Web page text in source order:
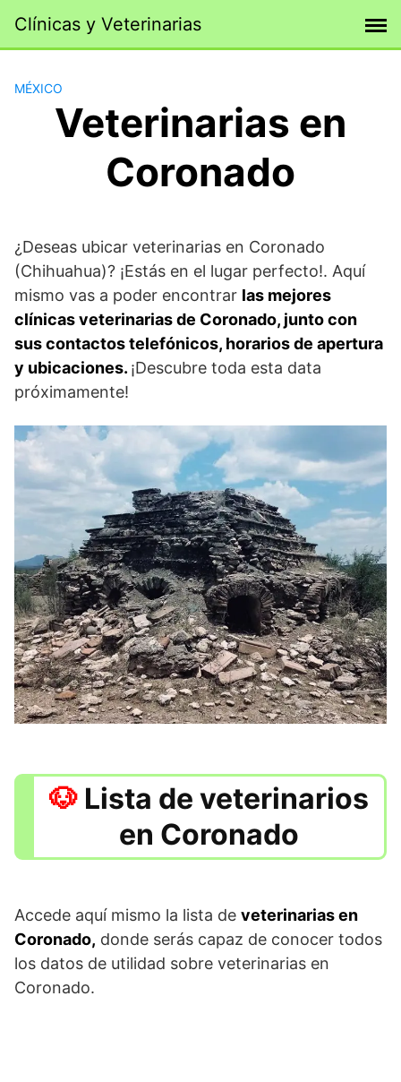
contenido
Clínicas y Veterinarias
MÉXICO
Veterinarias en
Coronado
¿Deseas ubicar veterinarias en Coronado
(Chihuahua)? ¡Estás en el lugar perfecto!. Aquí
mismo vas a poder encontrar las mejores
clínicas veterinarias de Coronado, junto con
sus contactos telefónicos, horarios de apertura
y ubicaciones. ¡Descubre toda esta data
próximamente!
Lista de veterinarios
en Coronado
Accede aquí mismo la lista de veterinarias en
Coronado, donde serás capaz de conocer todos
los datos de utilidad sobre veterinarias en
Coronado.